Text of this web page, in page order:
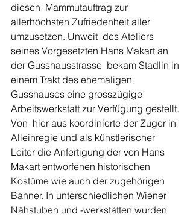
diesen  Mammutauftrag zur
allerhöchsten Zufriedenheit aller
umzusetzen. ­Unweit  des Ateliers
seines Vorgesetzten Hans Makart an
der Gusshausstrasse  bekam Stadlin in
einem Trakt des ehemaligen
Gusshauses eine grosszügige
Arbeitswerkstatt zur Verfügung gestellt.
Von  hier aus koordinierte der Zuger in
Alleinregie und als künstlerischer
Leiter die Anfertigung der von Hans
Makart entworfenen historischen
Kostüme wie auch der zugehörigen
Banner. In unterschiedlichen Wiener
Nähstuben und -werkstätten wurden